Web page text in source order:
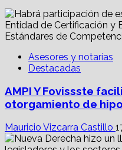
Asesores y notarías
Destacadas
AMPI Y Fovissste
otorgamiento de
Mauricio Vizcarra Castillo